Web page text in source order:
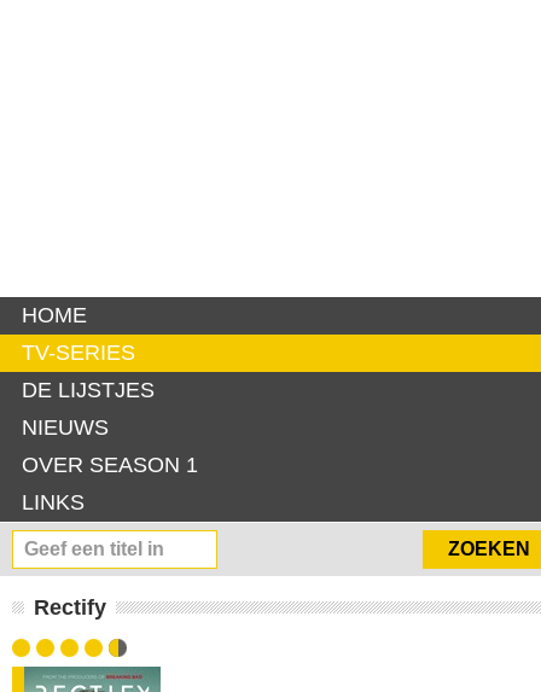
HOME
TV-SERIES
DE LIJSTJES
NIEUWS
OVER SEASON 1
LINKS
Rectify